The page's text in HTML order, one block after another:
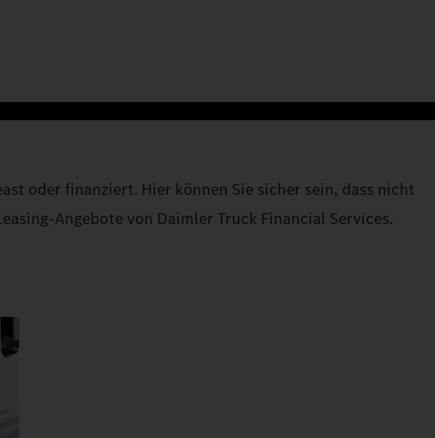
oder finanziert. Hier können Sie sicher sein, dass nicht
Angebote von Daimler Truck Financial Services.